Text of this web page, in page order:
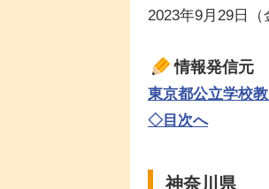
2023年9月29日
情報発信元
東京都公立学校
◇目次へ
神奈川県